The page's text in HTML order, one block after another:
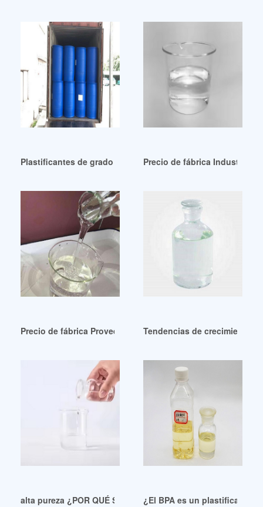
Plastificantes de grado industrial – Bayegan
Precio de fábrica Industria
Precio de fábrica Proveedores de Ftalato Dinp Uruguay
Tendencias de crecimiento
alta pureza ¿POR QUÉ SE NECESITAN PLASTIFICANTES
¿El BPA es un plastificante?